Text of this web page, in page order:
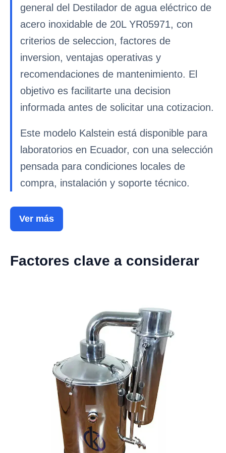
general del Destilador de agua eléctrico de
acero inoxidable de 20L YR05971, con
criterios de seleccion, factores de
inversion, ventajas operativas y
recomendaciones de mantenimiento. El
objetivo es facilitarte una decision
informada antes de solicitar una cotizacion.
Este modelo Kalstein está disponible para
laboratorios en Ecuador, con una selección
pensada para condiciones locales de
compra, instalación y soporte técnico.
Ver más
Factores clave a considerar